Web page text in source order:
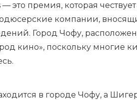
это премия, которая
компании,
Город Чофу,
кино», поскольку многие
в городе Чофу, а